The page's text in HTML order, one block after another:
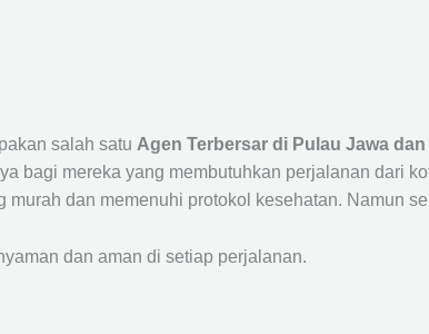
salah satu Agen Terbersar di Pulau Jawa
bagi mereka yang membutuhkan perjalanan dari
dan memenuhi protokol kesehatan. Namun
dan aman di setiap perjalanan.